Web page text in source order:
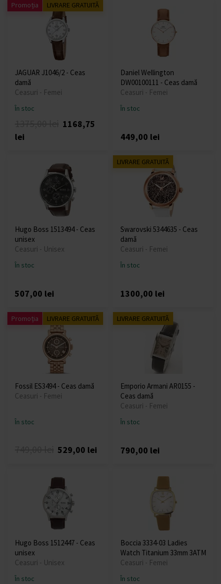
Promoția LIVRARE GRATUITĂ
JAGUAR J1046/2 - Ceas
damă
Ceasuri - Femei
În stoc
1168,75
lei
Daniel Wellington
DW00100111 - Ceas damă
Ceasuri - Femei
În stoc
449,00 lei
Hugo Boss 1513494 - Ceas
unisex
Ceasuri - Unisex
În stoc
507,00 lei
LIVRARE GRATUITĂ
Swarovski 5344635 - Ceas
damă
Ceasuri - Femei
În stoc
1300,00 lei
Promoția LIVRARE GRATUITĂ
Fossil ES3494 - Ceas damă
Ceasuri - Femei
În stoc
529,00 lei
LIVRARE GRATUITĂ
Emporio Armani AR0155 -
Ceas damă
Ceasuri - Femei
În stoc
790,00 lei
Hugo Boss 1512447 - Ceas
unisex
Ceasuri - Unisex
În stoc
Boccia 3334-03 Ladies
Watch Titanium 33mm 3ATM
Ceasuri - Femei
În stoc